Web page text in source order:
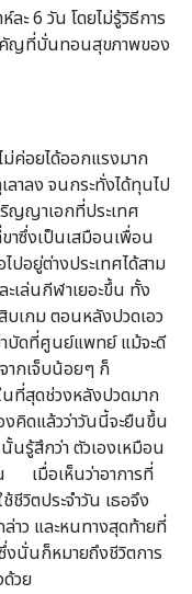
6 วัน โดยไม่รู้วิธีการ
คัญที่บั่นทอนสุขภาพของ
ม่ค่อยได้ออกแรงมาก
าลง จนกระทั่งได้ทุนไป
ญญาเอกที่ประเทศ
าซึ่งเป็นเสมือนเพื่อน
อยู่ต่างประเทศได้สาม
ะเล่นกีฬาเยอะขึ้น ทั้ง
เกม ตอนหลังปวดเอว
ำบัดที่ศูนย์แพทย์ แม้จะดี
ากเจ็บน้อยๆ ก็
ที่สุดช่วงหลังปวดมาก
คิดแล้วว่าวันนี้จะยืนขึ้น
นรู้สึกว่า ตัวเองเหมือน
เมื่อเห็นว่าอาการที่
วิตประจำวัน เธอจึง
าว และหนทางสุดท้ายที่
งนั่นก็หมายถึงชีวิตการ
วย